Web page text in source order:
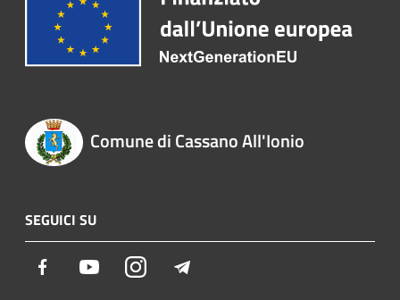
Comune di Cassano All'Ionio
SEGUICI SU
Facebook YoutubeInstagram